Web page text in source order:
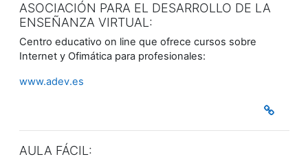
ASOCIACIÓN PARA EL DESARROLLO DE LA
ENSEÑANZA VIRTUAL:
Centro educativo on line que ofrece cursos sobre
Internet y Ofimática para profesionales:
www.adev.es
AULA FÁCIL: